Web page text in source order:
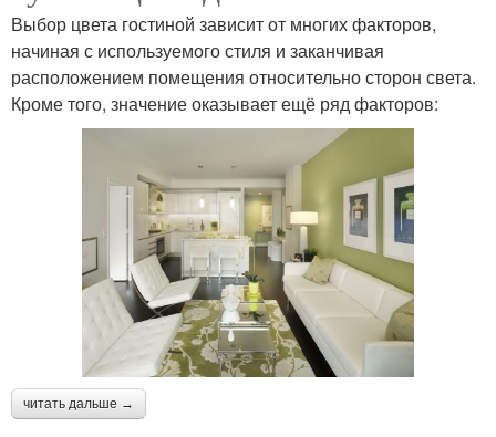
Выбор цвета гостиной зависит от многих факторов,
начиная с используемого стиля и заканчивая
расположением помещения относительно сторон света.
Кроме того, значение оказывает ещё ряд факторов:
читать дальше →